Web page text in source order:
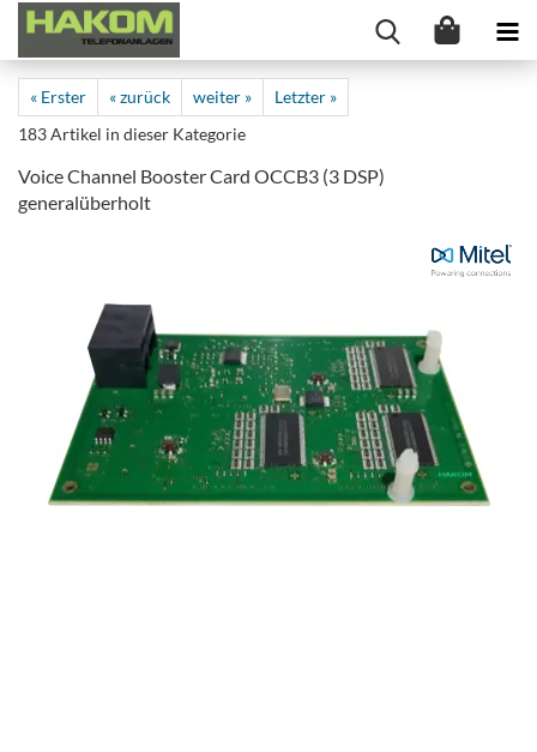
« Erster « zurück weiter »
Letzter »
183Artikel in dieser Kategorie
Voice Channel Booster Card OCCB3 (3 DSP)
generalüberholt